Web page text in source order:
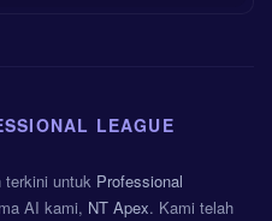
LEAGUE
terkini untuk Professional
AI kami, NT Apex. Kami telah